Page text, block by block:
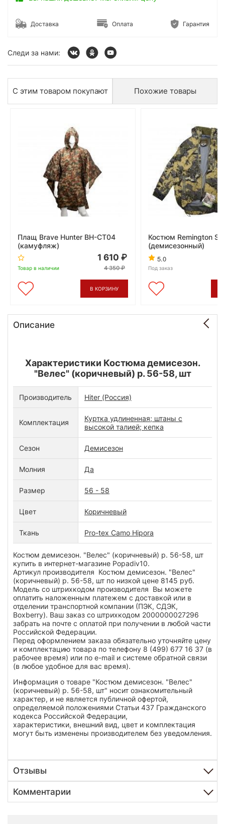
Доставка Оплата Гарантия
Следи за нами:
С этим товаром покупают Похожие товары
Плащ Brave Hunter BH-CT04
(камуфляж)
Товар в наличии
1 610
4 350
В КОРЗИНУ
Костюм Remington
(демисезонный)
5.0
Под заказ
Описание
Характеристики Костюма демисезон.
"Велес" (коричневый) р. 56-58, шт
Производитель Hiter (Россия)
Комплектация
Куртка удлиненная; штаны с
высокой талией; кепка
Сезон Демисезон
Молния Да
Размер 56 - 58
Цвет Коричневый
Ткань Pro-tex Camo Hipora
Костюм демисезон. "Велес" (коричневый) р. 56-58, шт
купить в интернет-магазине Popadiv10.
Артикул производителя Костюм демисезон. "Велес"
(коричневый) р. 56-58, шт по низкой цене 8145 руб.
Модель со штрихкодом производителя Вы можете
оплатить наложенным платежем с доставкой или в
отделении транспортной компании (ПЭК, СДЭК,
Boxberry). Ваш заказ со штрихкодом 2000000027296
забрать на почте с оплатой при получении в любой части
Российской Федерации.
Перед оформлением заказа обязательно уточняйте цену
и комплектацию товара по телефону 8 (499) 677 16 37 (в
рабочее время) или по e-mail и системе обратной связи
(в любое удобное для вас время).
Информация о товаре "Костюм демисезон. "Велес"
(коричневый) р. 56-58, шт" носит ознакомительный
характер, и не является публичной офертой,
определяемой положениями Статьи 437 Гражданского
кодекса Российской Федерации,
характеристики, внешний вид, цвет и комплектация
могут быть изменены производителем без уведомления.
Отзывы
Комментарии